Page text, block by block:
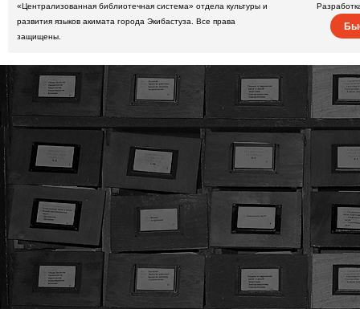
«Централизованная библиотечная система» отдела культуры и
развития языков акимата города Экибастуза. Все права
защищены.